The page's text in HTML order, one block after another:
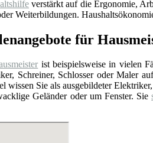
verstärkt auf die Ergonomie,
Weiterbildungen.
für
ist beispielsweise in vielen
Schreiner, Schlosser oder Maler
wissen Sie als ausgebildeter
Geländer oder um Fenster. Sie